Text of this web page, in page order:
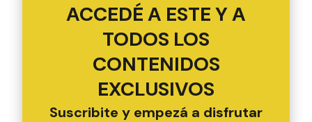
ACCEDÉ A ESTE Y A
TODOS LOS
CONTENIDOS
EXCLUSIVOS
Suscribite y empezá a disfrutar